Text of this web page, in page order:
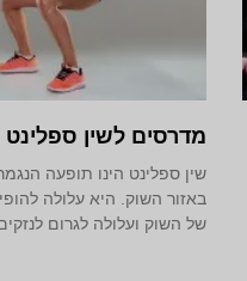
מדרסים לשין
שין ספלינט הינו תופעה
באזור השוק. היא עלולה
של השוק ועלולה לגרום